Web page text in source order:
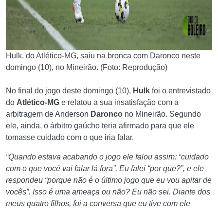
Hulk, do Atlético-MG, saiu na bronca com Daronco neste
domingo (10), no Mineirão. (Foto: Reprodução)
No final do jogo deste domingo (10), Hulk foi o entrevistado
do Atlético-MG e relatou a sua insatisfação com a
arbitragem de Anderson Daronco no Mineirão. Segundo
ele, ainda, o árbitro gaúcho teria afirmado para que ele
tomasse cuidado com o que iria falar.
“Quando estava acabando o jogo ele falou assim: “cuidado
com o que você vai falar lá fora”. Eu falei “por que?”, e ele
respondeu “porque não é o último jogo que eu vou apitar de
vocês”. Isso é uma ameaça ou não? Eu não sei. Diante dos
meus quatro filhos, foi a conversa que eu tive com ele